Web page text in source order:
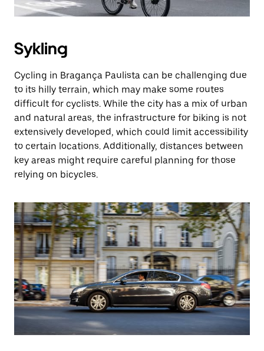
Sykling
Cycling in Bragança Paulista can be challenging due
to its hilly terrain, which may make some routes
difficult for cyclists. While the city has a mix of urban
and natural areas, the infrastructure for biking is not
extensively developed, which could limit accessibility
to certain locations. Additionally, distances between
key areas might require careful planning for those
relying on bicycles.